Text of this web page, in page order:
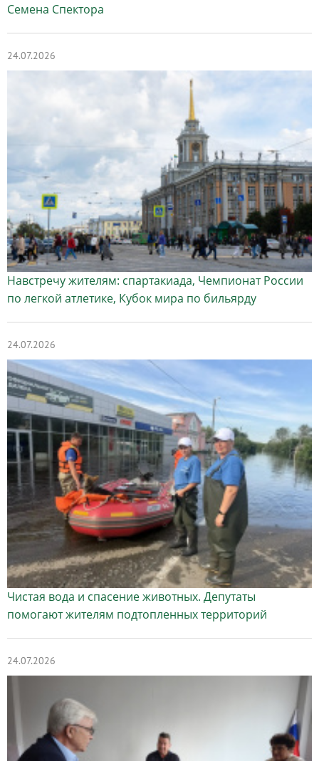
Семена Спектора
24.07.2026
Навстречу жителям: спартакиада, Чемпионат России
по легкой атлетике, Кубок мира по бильярду
24.07.2026
Чистая вода и спасение животных. Депутаты
помогают жителям подтопленных территорий
24.07.2026